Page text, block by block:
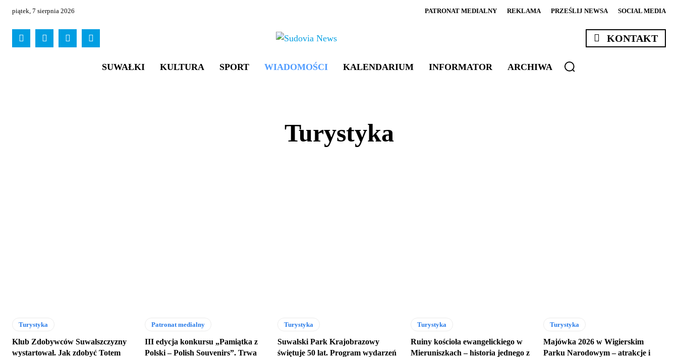
piątek, 7 sierpnia 2026 PATRONAT MEDIALNY REKLAMA PRZEŚLIJ NEWSA SOCIAL MEDIA
KONTAKT
SUWAŁKI KULTURA SPORT WIADOMOŚCI KALENDARIUM INFORMATOR ARCHIWA
Turystyka
Turystyka
Klub Zdobywców Suwalszczyzny
wystartował. Jak zdobyć Totem
Patronat medialny
III edycja konkursu „Pamiątka z
Polski – Polish Souvenirs”. Trwa
Turystyka
Suwalski Park Krajobrazowy
świętuje 50 lat. Program wydarzeń
Turystyka
Ruiny kościoła ewangelickiego w
Mieruniszkach – historia jednego z
Turystyka
Majówka 2026 w Wigierskim
Parku Narodowym – atrakcje i